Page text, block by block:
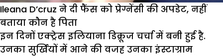
Ileana D’cruz ने दी फैंस को प्रेग्नेंसी की अपडेट, नहीं
बताया कौन है पिता
इन दिनों एक्ट्रेस इलियाना डिक्रूज चर्चा में बनी हुई है.
उनका सुर्खियों में आने की वजह उनका इंस्टाग्राम